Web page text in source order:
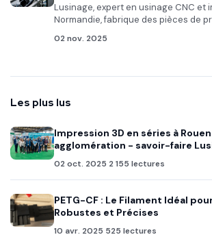
Lusinage, expert en usinage CNC et
Normandie, fabrique des pièces de
02 nov. 2025
Les plus lus
Impression 3D en séries à
agglomération - savoir-faire
02 oct. 2025 2 155 lectures
PETG-CF : Le Filament Idéal
Robustes et Précises
10 avr. 2025 525 lectures